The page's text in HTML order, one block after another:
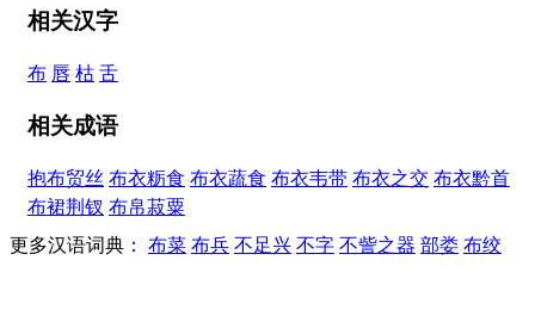
相关汉字
布 唇 枯 舌
相关成语
抱布贸丝 布衣粝食 布衣蔬食 布衣韦带 布衣之交 布衣黔首
布裙荆钗 布帛菽粟
更多汉语词典： 布菜 布兵 不足兴 不字 不訾之器 部娄 布绞